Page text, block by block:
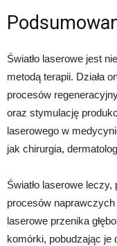
Światło laserowe jest
metodą terapii. Działa
procesów
oraz stymulację
laserowego w
jak chirurgia,
Światło laserowe
procesów
laserowe przenika
komórki, pobudzając je